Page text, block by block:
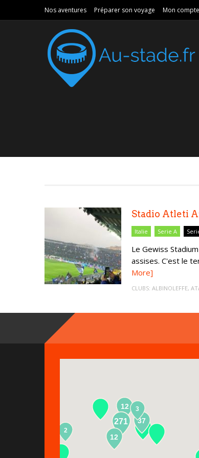
Nos aventures Préparer son voyage Mon compte
Stadio Atleti
Italie Serie A
Le Gewiss
assises. C'est le
More]
CLUBS: ALBINOLEFFE,
12
271 37
2
12
3